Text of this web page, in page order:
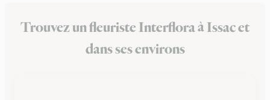
Trouvez un fleuriste Interflora à Issac et
dans ses environs